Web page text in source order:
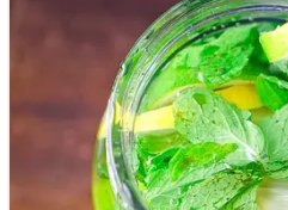
Kulturowe Oblicza
Najgorętsze Telewizyjne Sceny
Do Czerwoności!
Parkiet w Ogniu! 8 weselnych
Advertisements